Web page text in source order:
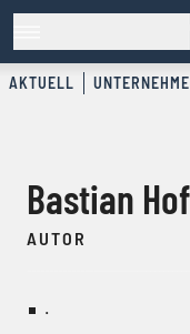
AKTUELL
Bastian
AUTOR
.